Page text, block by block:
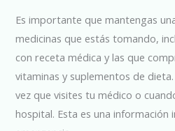
Es importante que mantengas
medicinas que estás tomando,
con receta médica y las que
vitaminas y suplementos de
vez que visites tu médico o
hospital. Esta es una